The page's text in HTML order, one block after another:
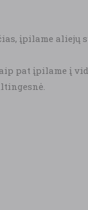
įpilame aliejų
pat įpilame į